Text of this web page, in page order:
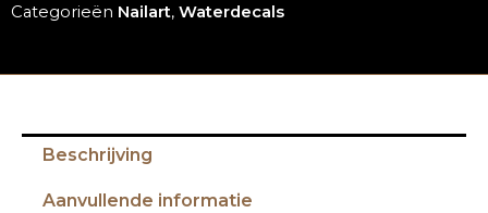
Categorieën Nailart, Waterdecals
Beschrijving
Aanvullende informatie